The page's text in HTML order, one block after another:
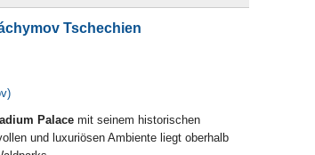
Tschechien
Palace mit seinem historischen
und luxuriösen Ambiente liegt oberhalb